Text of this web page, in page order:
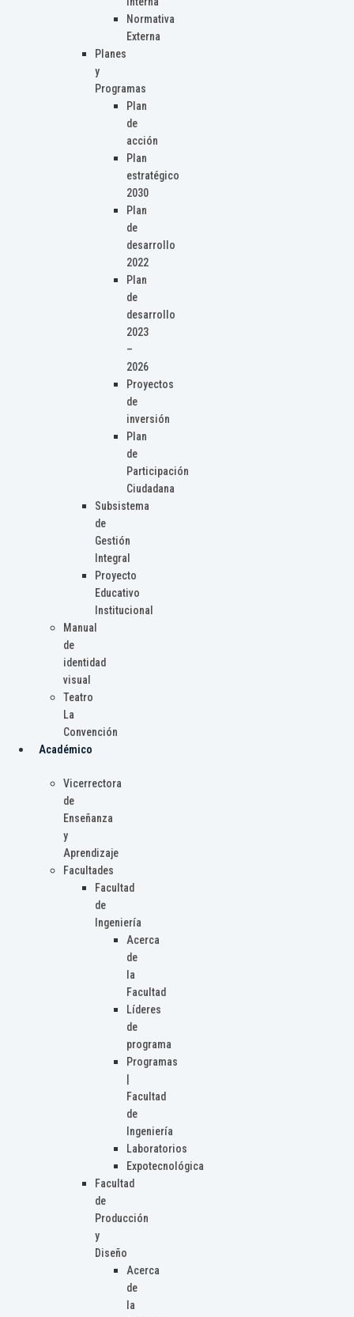
Normativa
Externa
Planes
y
Programas
Plan
de
acción
Plan
estratégico
2030
Plan
de
desarrollo
2022
Plan
de
desarrollo
2023
–
2026
Proyectos
de
inversión
Plan
de
Participación
Ciudadana
Subsistema
de
Gestión
Integral
Proyecto
Educativo
Institucional
Manual
de
identidad
visual
Teatro
La
Convención
Académico
Vicerrectora
de
Enseñanza
y
Aprendizaje
Facultades
Facultad
de
Ingeniería
Acerca
de
la
Facultad
Líderes
de
programa
Programas
Facultad
de
Ingeniería
Laboratorios
Expotecnológica
Facultad
de
Producción
y
Diseño
Acerca
de
la